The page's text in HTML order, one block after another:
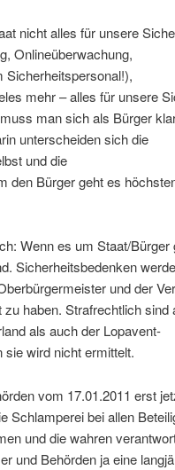
nicht alles für unsere
Onlineüberwachung,
Sicherheitspersonal!),
mehr – alles für unsere
man sich als Bürger
unterscheiden sich die
und die
den Bürger geht es
Wenn es um Staat/Bürger
Sicherheitsbedenken
und der
haben. Strafrechtlich sind
als auch der Lopavent-
wird nicht ermittelt.
vom 17.01.2011 erst
Schlamperei bei allen
und die wahren
und Behörden ja eine